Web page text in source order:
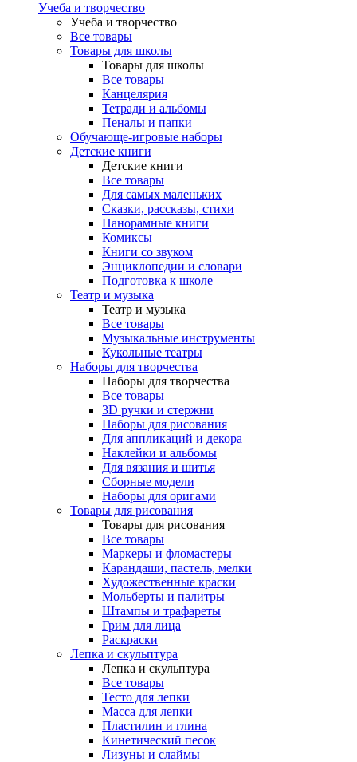
Учеба и творчество
Учеба и творчество
Все товары
Товары для школы
Товары для школы
Все товары
Канцелярия
Тетради и альбомы
Пеналы и папки
Обучающе-игровые наборы
Детские книги
Детские книги
Все товары
Для самых маленьких
Сказки, рассказы, стихи
Панорамные книги
Комиксы
Книги со звуком
Энциклопедии и словари
Подготовка к школе
Театр и музыка
Театр и музыка
Все товары
Музыкальные инструменты
Кукольные театры
Наборы для творчества
Наборы для творчества
Все товары
3D ручки и стержни
Наборы для рисования
Для аппликаций и декора
Наклейки и альбомы
Для вязания и шитья
Сборные модели
Наборы для оригами
Товары для рисования
Товары для рисования
Все товары
Маркеры и фломастеры
Карандаши, пастель, мелки
Художественные краски
Мольберты и палитры
Штампы и трафареты
Грим для лица
Раскраски
Лепка и скульптура
Лепка и скульптура
Все товары
Тесто для лепки
Масса для лепки
Пластилин и глина
Кинетический песок
Лизуны и слаймы